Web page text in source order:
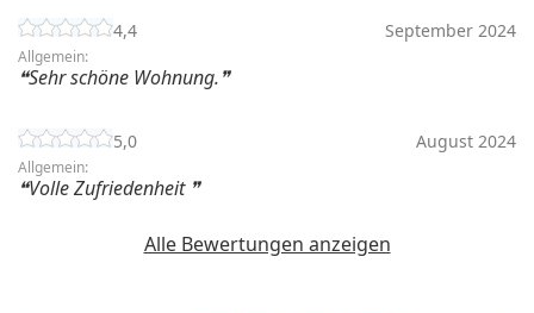
4,4 September 2024
Allgemein:
Sehr schöne Wohnung.
5,0 August 2024
Allgemein:
Volle Zufriedenheit
Alle Bewertungen anzeigen